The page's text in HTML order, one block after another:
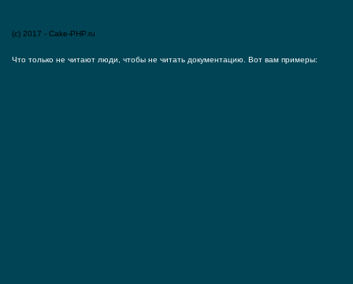
(c) 2017 - Cake-PHP.ru
Что только не читают люди, чтобы не читать документацию. Вот вам примеры: